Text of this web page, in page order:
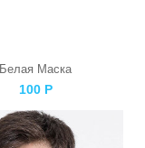
Белая Маска
100 Р